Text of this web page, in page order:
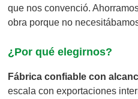
que nos convenció.
obra porque no
¿Por qué elegirnos?
Fábrica confiable con
escala con exportaciones